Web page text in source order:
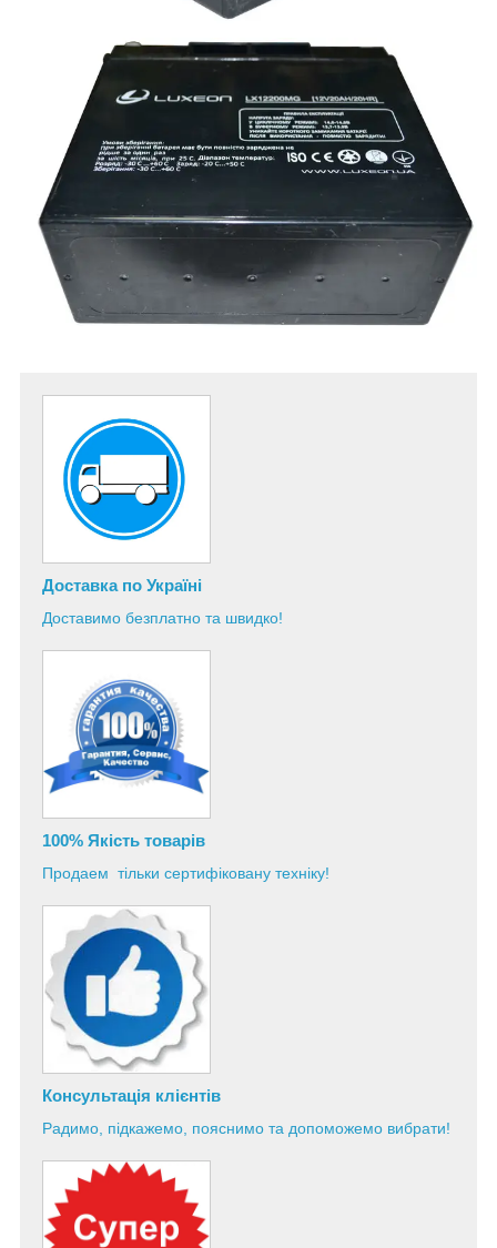
Доставка по Україні
Доставимо безплатно та швидко!
100% Якість товарів
Продаем тільки сертифіковану техніку!
Консультація клієнтів
Радимо, підкажемо, пояснимо та допоможемо вибрати!